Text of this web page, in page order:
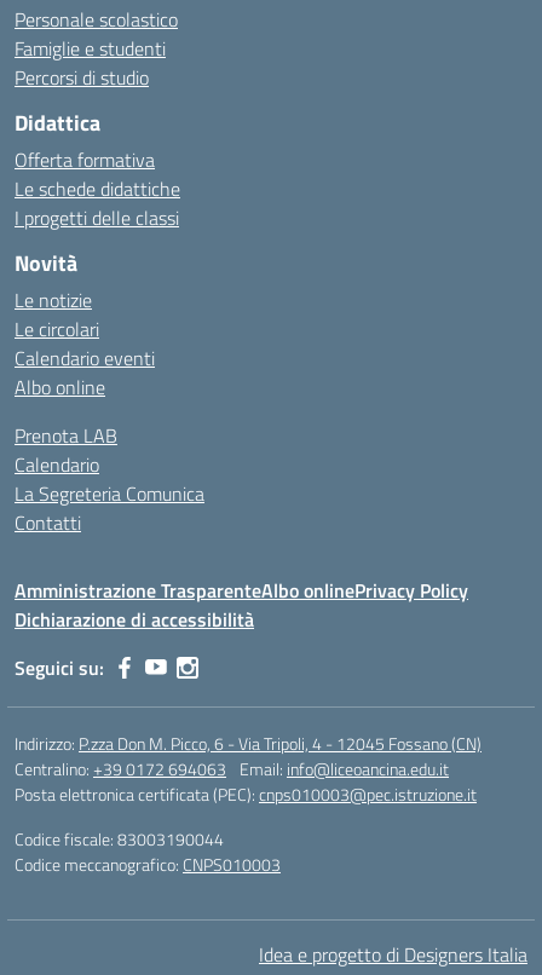
Personale scolastico
Famiglie e studenti
Percorsi di studio
Didattica
Offerta formativa
Le schede didattiche
I progetti delle classi
Novità
Le notizie
Le circolari
Calendario eventi
Albo online
Prenota LAB
Calendario
La Segreteria Comunica
Contatti
Amministrazione TrasparenteAlbo onlinePrivacy Policy
Dichiarazione di accessibilità
Seguici su:
Indirizzo: P.zza Don M. Picco, 6 - Via Tripoli, 4 - 12045 Fossano (CN)
Centralino:+39 0172 694063 Email: info@liceoancina.edu.it
Posta elettronica certificata (PEC):cnps010003@pec.istruzione.it
Codice fiscale: 83003190044
Codice meccanografico: CNPS010003
Idea e progetto di Designers Italia